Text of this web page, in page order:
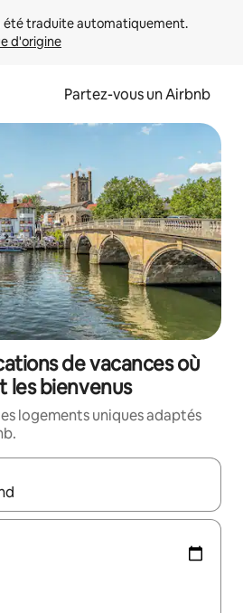
d'origine
Partez-vous un Airbnb
de vacances où
les bienvenus
logements uniques adaptés
affichés, parcourez-les en utilisant